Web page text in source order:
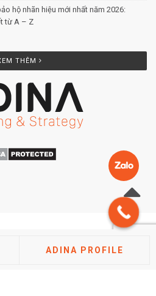
hộ nhãn hiệu mới nhất năm 2026:
từ A – Z
THÊM
ADINA PROFILE